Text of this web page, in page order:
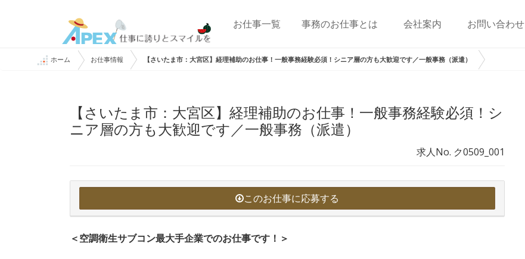
お仕事一覧 事務のお仕事とは 会社案内 お問い合わせ
ホーム お仕事情報 【さいたま市：大宮区】経理補助のお仕事！一般事務経験必須！シニア層の方も大歓迎です／一般事務（派遣）
【さいたま市：大宮区】経理補助のお仕事！一般事務経験必須！シ
ニア層の方も大歓迎です／一般事務（派遣）
求人No. ク0509_001
このお仕事に応募する
＜空調衛生サブコン最大手企業でのお仕事です！＞